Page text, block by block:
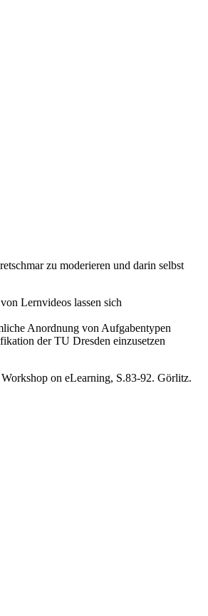
zu moderieren und darin selbst
Lernvideos lassen sich
Anordnung von Aufgabentypen
der TU Dresden einzusetzen
on eLearning, S.83-92. Görlitz.